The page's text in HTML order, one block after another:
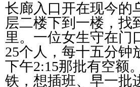
长廊入口开在现今的
层二楼下到一楼，找
里。一位女生守在门
25个人，每十五分钟
下午2:15那批有空额
铁，想插班、早一批